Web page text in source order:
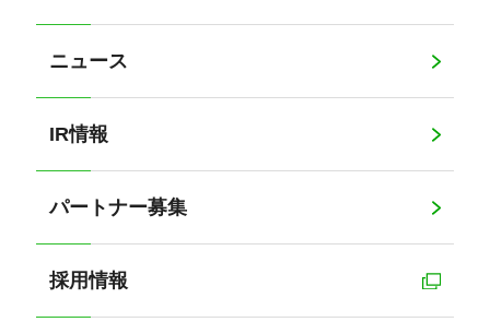
ニュース
IR情報
パートナー募集
採用情報